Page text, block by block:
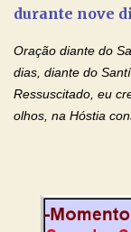
santidade. Glória…
de te...
durante nove
Oração diante do
dias, diante do
Ressuscitado, eu
olhos, na Hóstia
creio, Jesus, e
sobre mim e sobre